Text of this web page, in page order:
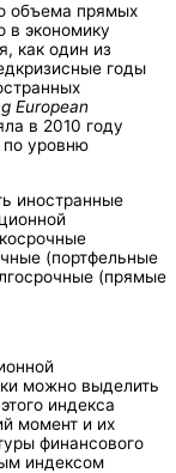
объема прямых
в экономику
как один из
годы
European
в 2010 году
по уровню
иностранные
(портфельные
(прямые
можно выделить
индекса
момент и их
финансового
индексом